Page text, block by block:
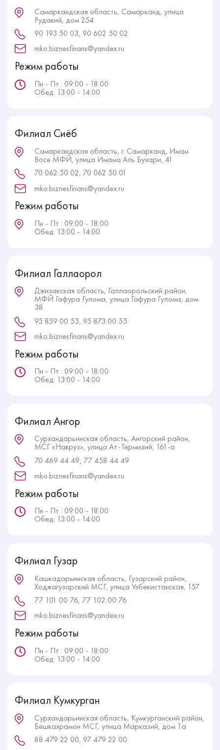
Самаркандская область, Самарканд, улица
Рудакий, дом 254
90 193 50 03, 90 602 50 02
mko.biznesfinans@yandex.ru
Режим работы
Пн - Пт : 09:00 - 18:00
Обед: 13:00 - 14:00
Филиал Сиёб
Самаркандская область, г. Самарканд, Имам
Восе МФЙ, улица Имама Аль Бухари, 41
70 062 50 02, 70 062 50 01
mko.biznesfinans@yandex.ru
Режим работы
Пн - Пт : 09:00 - 18:00
Обед: 13:00 - 14:00
Филиал Галлаорол
Джизакская область, Галлаорольский район,
МФЙ Гафура Гулома, улица Гафура Гулома, дом
38.
95 859 00 55, 95 873 00 55
mko.biznesfinans@yandex.ru
Режим работы
Пн - Пт : 09:00 - 18:00
Обед: 13:00 - 14:00
Филиал Ангор
Сурхандарьинская область, Ангорский район,
МСГ «Навруз», улица Ат-Термизий, 161-а
70 469 44 49, 77 458 44 49
mko.biznesfinans@yandex.ru
Режим работы
Пн - Пт : 09:00 - 18:00
Обед: 13:00 - 14:00
Филиал Гузар
Кашкадарьинская область, Гузарский район,
Ходжагузарский МСГ, улица Узбекистанская, 157
77 101 00 76, 77 102 00 76
mko.biznesfinans@yandex.ru
Режим работы
Пн - Пт : 09:00 - 18:00
Обед: 13:00 - 14:00
Филиал Кумкурган
Сурхандарьинская область, Кумкурганский район,
Бешкахрамон МСГ, улица Марказий, дом 1а
88 479 22 00, 97 479 22 00